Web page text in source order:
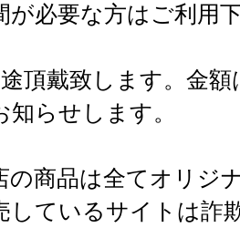
が必要な方はご利用
頂戴致します。金
らせします。
の商品は全てオリジ
しているサイトは詐